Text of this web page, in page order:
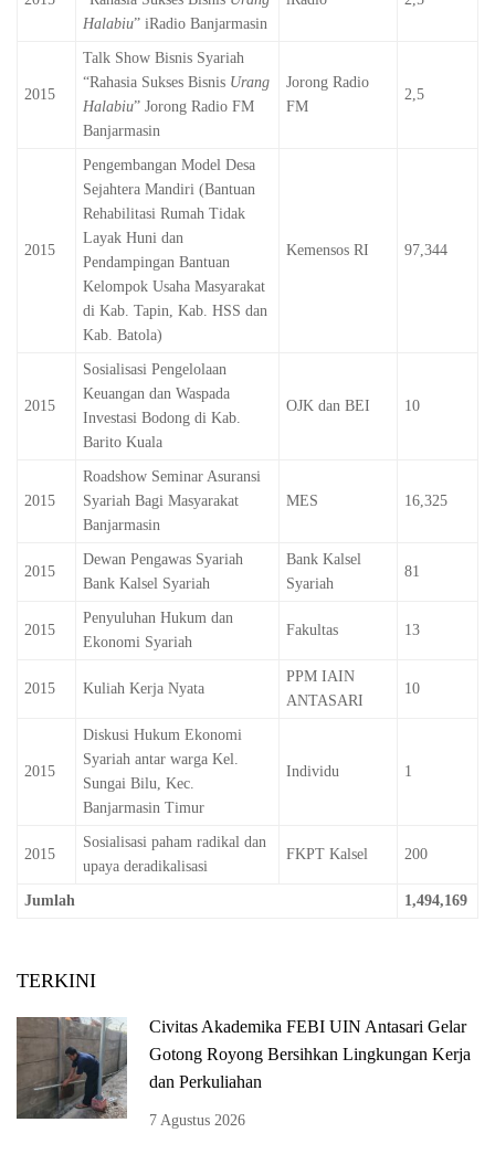
Halabiu” iRadio Banjarmasin
2015
Talk Show Bisnis Syariah
“Rahasia Sukses Bisnis Urang
Halabiu” Jorong Radio FM
Banjarmasin
Jorong Radio
FM
2,5
2015
Pengembangan Model Desa
Sejahtera Mandiri (Bantuan
Rehabilitasi Rumah Tidak
Layak Huni dan
Pendampingan Bantuan
Kelompok Usaha Masyarakat
di Kab. Tapin, Kab. HSS dan
Kab. Batola)
Kemensos RI 97,344
2015
Sosialisasi Pengelolaan
Keuangan dan Waspada
Investasi Bodong di Kab.
Barito Kuala
OJK dan BEI 10
2015
Roadshow Seminar Asuransi
Syariah Bagi Masyarakat
Banjarmasin
MES 16,325
2015
Dewan Pengawas Syariah
Bank Kalsel Syariah
Bank Kalsel
Syariah
81
2015
Penyuluhan Hukum dan
Ekonomi Syariah
Fakultas 13
2015 Kuliah Kerja Nyata
PPM IAIN
ANTASARI
10
2015
Diskusi Hukum Ekonomi
Syariah antar warga Kel.
Sungai Bilu, Kec.
Banjarmasin Timur
Individu 1
2015
Sosialisasi paham radikal dan
upaya deradikalisasi
FKPT Kalsel 200
Jumlah 1,494,169
TERKINI
Civitas Akademika FEBI UIN Antasari Gelar
Gotong Royong Bersihkan Lingkungan Kerja
dan Perkuliahan
7 Agustus 2026